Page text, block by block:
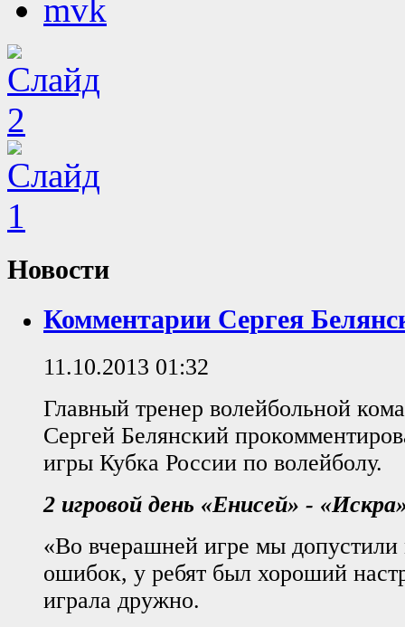
Новости
Комментарии Сергея
11.10.2013 01:32
Главный тренер волейбольной
Сергей Белянский
игры Кубка России по волейболу.
2 игровой день «Енисей» -
«Во вчерашней игре мы
ошибок, у ребят был хороший
играла дружно.